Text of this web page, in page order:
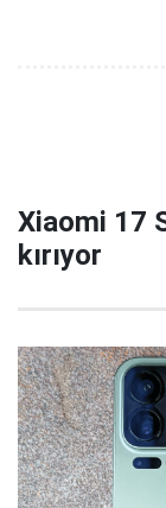
Xiaomi 17
kırıyor